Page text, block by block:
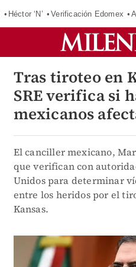
Héctor ‘N’ Verificación Edomex
Tras tiroteo en
SRE verifica si
mexicanos
El canciller mexicano,
que verifican con
Unidos para determinar
entre los heridos por el
Kansas.